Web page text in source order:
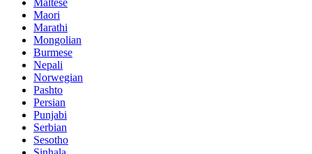
Maltese
Maori
Marathi
Mongolian
Burmese
Nepali
Norwegian
Pashto
Persian
Punjabi
Serbian
Sesotho